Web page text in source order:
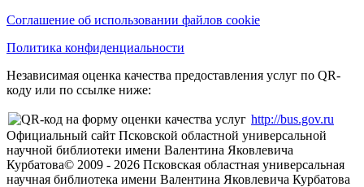
Соглашение об использовании файлов cookie
Политика конфиденциальности
Независимая оценка качества предоставления услуг по QR-
коду или по ссылке ниже:
http://bus.gov.ru
Официальный сайт Псковской областной универсальной
научной библиотеки имени Валентина Яковлевича
Курбатова© 2009 - 2026 Псковская областная универсальная
научная библиотека имени Валентина Яковлевича Курбатова